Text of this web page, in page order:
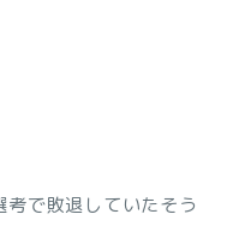
考で敗退していたそう